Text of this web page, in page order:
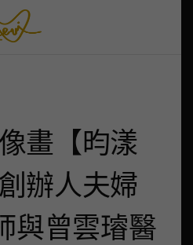
畫【昀漾
辦人夫婦
與曾雲璿醫